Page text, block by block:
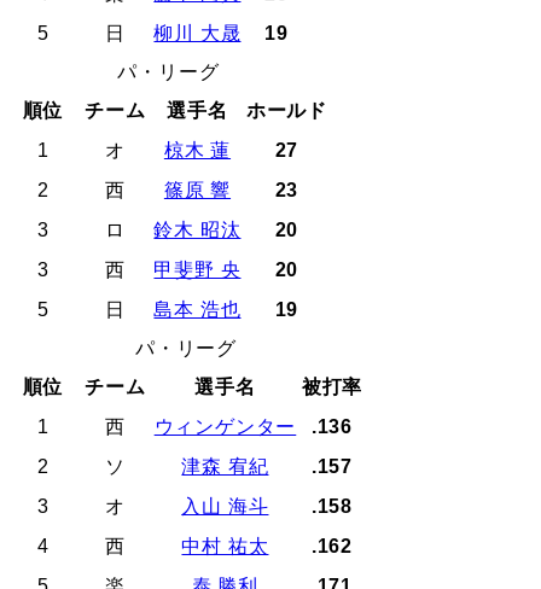
5
日 柳川 大晟
19
パ・リーグ
順位
チーム 選手名
ホールド
1
オ 椋木 蓮
27
2
西 篠原 響
23
3
ロ 鈴木 昭汰
20
3
西 甲斐野 央
20
5
日 島本 浩也
19
パ・リーグ
順位
チーム 選手名
被打率
1
西 ウィンゲンター
.136
2
ソ 津森 宥紀
.157
3
オ 入山 海斗
.158
4
西 中村 祐太
.162